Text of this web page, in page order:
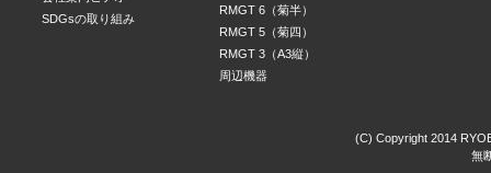
SDGsの取り組み
RMGT 6（菊半）
RMGT 5（菊四）
RMGT 3（A3縦）
周辺機器
(C) Copyright 2014
無